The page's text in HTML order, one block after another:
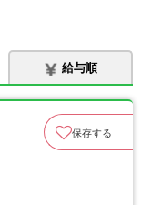
給与順
保存する